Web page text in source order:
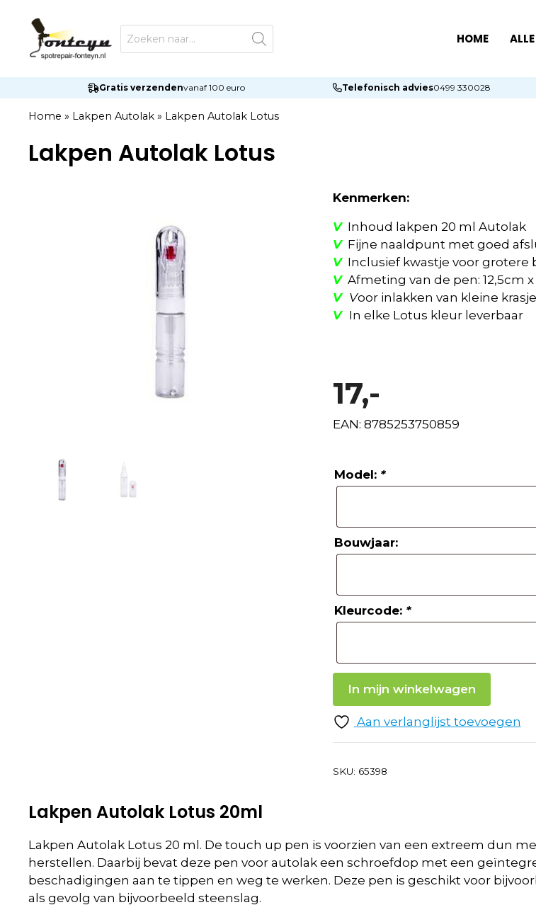
inhoud
Producten
zoeken
HOME
Gratis verzendenvanaf 100 euro Telefonisch advies0499 330028
Home » Lakpen Autolak » Lakpen Autolak Lotus
Lakpen Autolak Lotus
Kenmerken:
V Inhoud lakpen 20 ml Autolak
V Fijne naaldpunt met goed
V Inclusief kwastje voor grotere
V Afmeting van de pen: 12,5cm
V Voor inlakken van kleine
V In elke Lotus kleur leverbaar
17,-
EAN: 8785253750859
Model: *
Bouwjaar:
Kleurcode: *
In mijn winkelwagen
Aan verlanglijst toevoegen
SKU: 65398
Lakpen Autolak Lotus 20ml
Lakpen Autolak Lotus 20 ml. De touch up pen is voorzien van een extreem dun
herstellen. Daarbij bevat deze pen voor autolak een schroefdop met een
beschadigingen aan te tippen en weg te werken. Deze pen is geschikt voor
als gevolg van bijvoorbeeld steenslag.